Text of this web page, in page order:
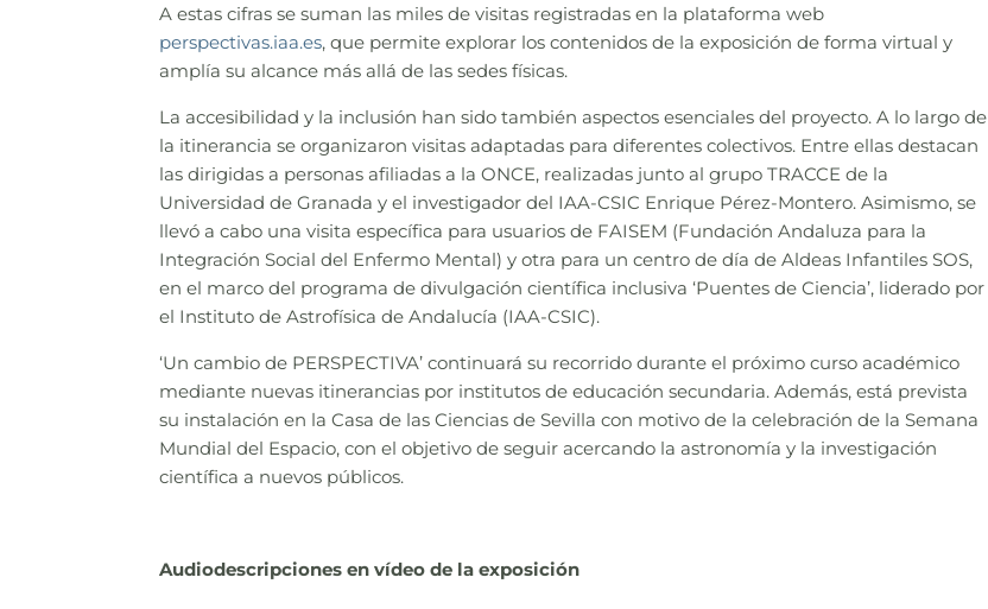
A estas cifras se suman las miles de visitas registradas en la plataforma web
perspectivas.iaa.es, que permite explorar los contenidos de la exposición de forma virtual y
amplía su alcance más allá de las sedes físicas.
La accesibilidad y la inclusión han sido también aspectos esenciales del proyecto. A lo largo de
la itinerancia se organizaron visitas adaptadas para diferentes colectivos. Entre ellas destacan
las dirigidas a personas afiliadas a la ONCE, realizadas junto al grupo TRACCE de la
Universidad de Granada y el investigador del IAA-CSIC Enrique Pérez-Montero. Asimismo, se
llevó a cabo una visita específica para usuarios de FAISEM (Fundación Andaluza para la
Integración Social del Enfermo Mental) y otra para un centro de día de Aldeas Infantiles SOS,
en el marco del programa de divulgación científica inclusiva ‘Puentes de Ciencia’, liderado por
el Instituto de Astrofísica de Andalucía (IAA-CSIC).
‘Un cambio de PERSPECTIVA’ continuará su recorrido durante el próximo curso académico
mediante nuevas itinerancias por institutos de educación secundaria. Además, está prevista
su instalación en la Casa de las Ciencias de Sevilla con motivo de la celebración de la Semana
Mundial del Espacio, con el objetivo de seguir acercando la astronomía y la investigación
científica a nuevos públicos.
Audiodescripciones en vídeo de la exposición